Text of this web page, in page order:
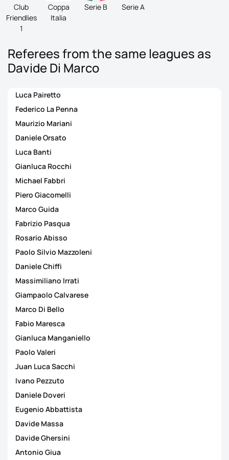
Club
Friendlies
1
Coppa
Italia
Serie B Serie A
Referees from the same leagues as
Davide Di Marco
Luca Pairetto
Federico La Penna
Maurizio Mariani
Daniele Orsato
Luca Banti
Gianluca Rocchi
Michael Fabbri
Piero Giacomelli
Marco Guida
Fabrizio Pasqua
Rosario Abisso
Paolo Silvio Mazzoleni
Daniele Chiffi
Massimiliano Irrati
Giampaolo Calvarese
Marco Di Bello
Fabio Maresca
Gianluca Manganiello
Paolo Valeri
Juan Luca Sacchi
Ivano Pezzuto
Daniele Doveri
Eugenio Abbattista
Davide Massa
Davide Ghersini
Antonio Giua